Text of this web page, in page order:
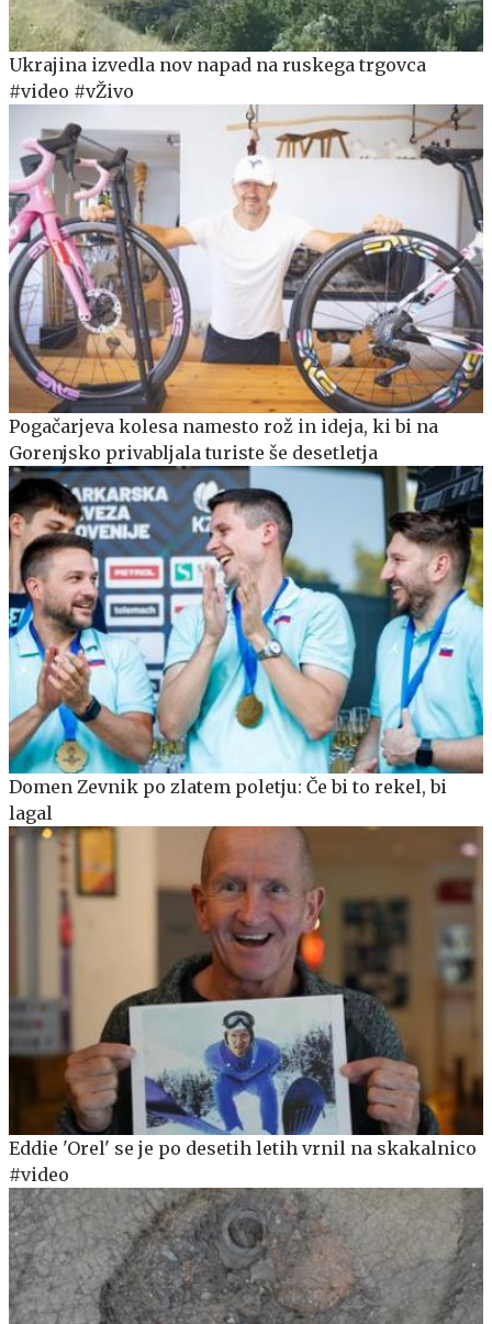
Ukrajina izvedla nov napad na ruskega trgovca
#video #vŽivo
Pogačarjeva kolesa namesto rož in ideja, ki bi na
Gorenjsko privabljala turiste še desetletja
Domen Zevnik po zlatem poletju: Če bi to rekel, bi
lagal
Eddie 'Orel' se je po desetih letih vrnil na skakalnico
#video